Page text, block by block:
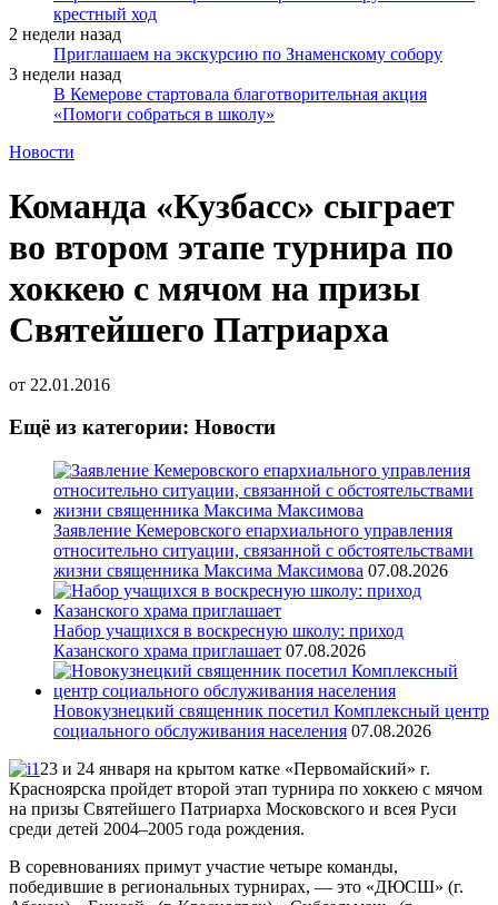
крестный ход
2 недели назад
Приглашаем на экскурсию по Знаменскому собору
3 недели назад
В Кемерове стартовала благотворительная акция
«Помоги собраться в школу»
Новости
Команда «Кузбасс» сыграет
во втором этапе турнира по
хоккею с мячом на призы
Святейшего Патриарха
от 22.01.2016
Ещё из категории: Новости
Заявление Кемеровского епархиального управления
относительно ситуации, связанной с обстоятельствами
жизни священника Максима Максимова 07.08.2026
Набор учащихся в воскресную школу: приход
Казанского храма приглашает 07.08.2026
Новокузнецкий священник посетил Комплексный центр
социального обслуживания населения 07.08.2026
23 и 24 января на крытом катке «Первомайский» г.
Красноярска пройдет второй этап турнира по хоккею с мячом
на призы Святейшего Патриарха Московского и всея Руси
среди детей 2004–2005 года рождения.
В соревнованиях примут участие четыре команды,
победившие в региональных турнирах, — это «ДЮСШ» (г.